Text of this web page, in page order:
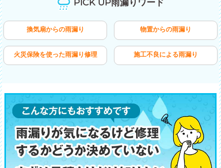
PICK UP雨漏りワード
換気扇からの雨漏り 物置からの雨漏り
火災保険を使った雨漏り修理 施工不良による雨漏り